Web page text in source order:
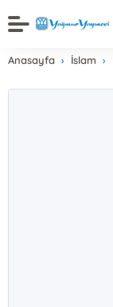
Anasayfa İslam